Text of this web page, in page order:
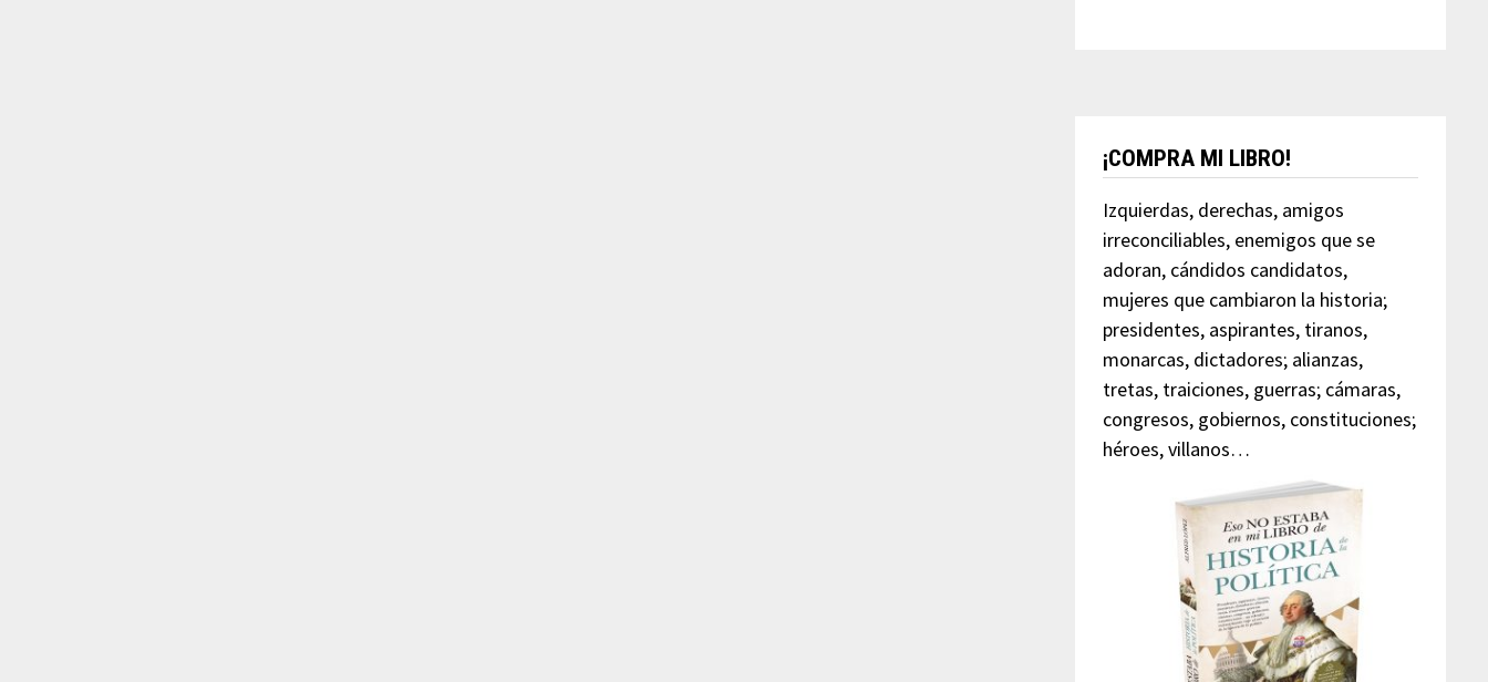
¡COMPRA MI LIBRO!
Izquierdas, derechas, amigos
irreconciliables, enemigos que se
adoran, cándidos candidatos,
mujeres que cambiaron la historia;
presidentes, aspirantes, tiranos,
monarcas, dictadores; alianzas,
tretas, traiciones, guerras; cámaras,
congresos, gobiernos, constituciones;
héroes, villanos…